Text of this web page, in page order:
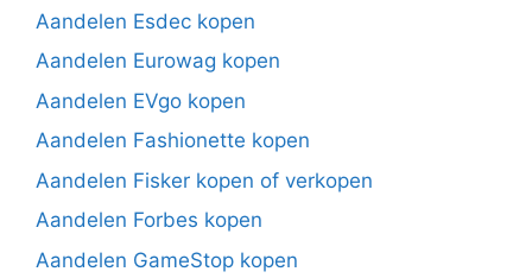
Aandelen Esdec kopen
Aandelen Eurowag kopen
Aandelen EVgo kopen
Aandelen Fashionette kopen
Aandelen Fisker kopen of verkopen
Aandelen Forbes kopen
Aandelen GameStop kopen